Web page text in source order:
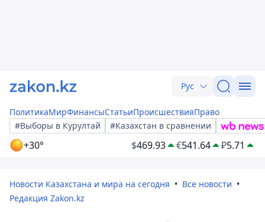
Рус
ПолитикаМирФинансыСтатьиПроисшествияПраво
#Выборы в Курултай
#Казахстан в сравнении
+30° $469.93 €541.64 ₽5.71
Новости Казахстана и мира на сегодня
Все новости
Редакция Zakon.kz